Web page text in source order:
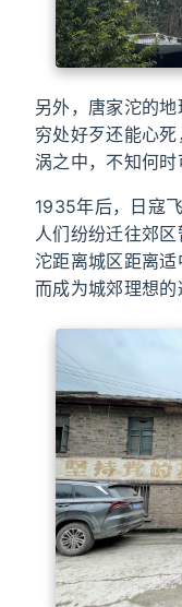
另外，唐家沱的
穷处好歹还能心
涡之中，不知何时
1935年后，日寇
人们纷纷迁往郊
沱距离城区距离
而成为城郊理想的